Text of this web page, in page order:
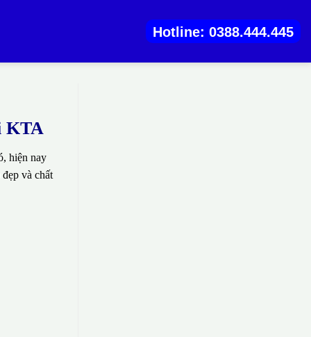
Hotline: 0388.444.445
KTA
hiện nay
và chất